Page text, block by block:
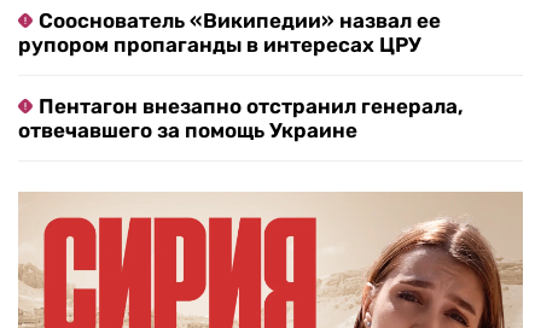
Сооснователь «Википедии» назвал ее
рупором пропаганды в интересах ЦРУ
Пентагон внезапно отстранил генерала,
отвечавшего за помощь Украине